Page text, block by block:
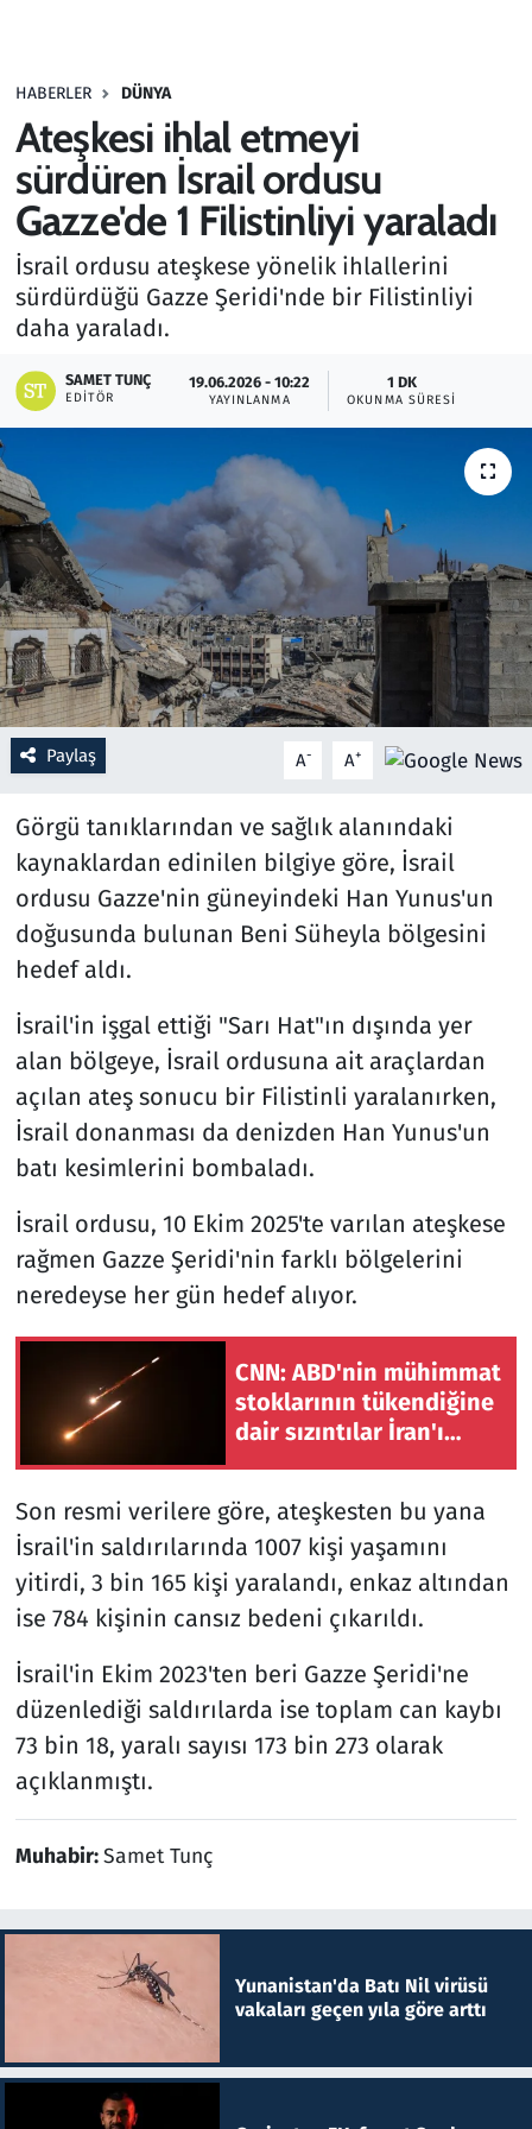
HABERLER DÜNYA
Ateşkesi ihlal etmeyi
sürdüren İsrail ordusu
Gazze'de 1 Filistinliyi yaraladı
İsrail ordusu ateşkese yönelik ihlallerini
sürdürdüğü Gazze Şeridi'nde bir Filistinliyi
daha yaraladı.
SAMET TUNÇ
EDITÖR
19.06.2026 - 10:22
YAYINLANMA
1 DK
OKUNMA SÜRESI
Paylaş A- A+
Görgü tanıklarından ve sağlık alanındaki
kaynaklardan edinilen bilgiye göre, İsrail
ordusu Gazze'nin güneyindeki Han Yunus'un
doğusunda bulunan Beni Süheyla bölgesini
hedef aldı.
İsrail'in işgal ettiği "Sarı Hat"ın dışında yer
alan bölgeye, İsrail ordusuna ait araçlardan
açılan ateş sonucu bir Filistinli yaralanırken,
İsrail donanması da denizden Han Yunus'un
batı kesimlerini bombaladı.
İsrail ordusu, 10 Ekim 2025'te varılan ateşkese
rağmen Gazze Şeridi'nin farklı bölgelerini
neredeyse her gün hedef alıyor.
CNN: ABD'nin mühimmat
stoklarının tükendiğine
dair sızıntılar İran'ı
Son resmi verilere göre, ateşkesten bu yana
İsrail'in saldırılarında 1007 kişi yaşamını
yitirdi, 3 bin 165 kişi yaralandı, enkaz altından
ise 784 kişinin cansız bedeni çıkarıldı.
İsrail'in Ekim 2023'ten beri Gazze Şeridi'ne
düzenlediği saldırılarda ise toplam can kaybı
73 bin 18, yaralı sayısı 173 bin 273 olarak
açıklanmıştı.
Muhabir:Samet Tunç
Yunanistan'da Batı Nil virüsü
vakaları geçen yıla göre arttı
Haber
Kültür Sanat
Kurumsal Haberler
Lezzet Durağı
Memur ve Kamu
Otomobil
Ramazan
Resmi İlanlar
Rüya Tabirleri
Sağlık
Savunma Sanayi
Seçim 2023
Spor
Teknoloji ve Bilim
Televizyon